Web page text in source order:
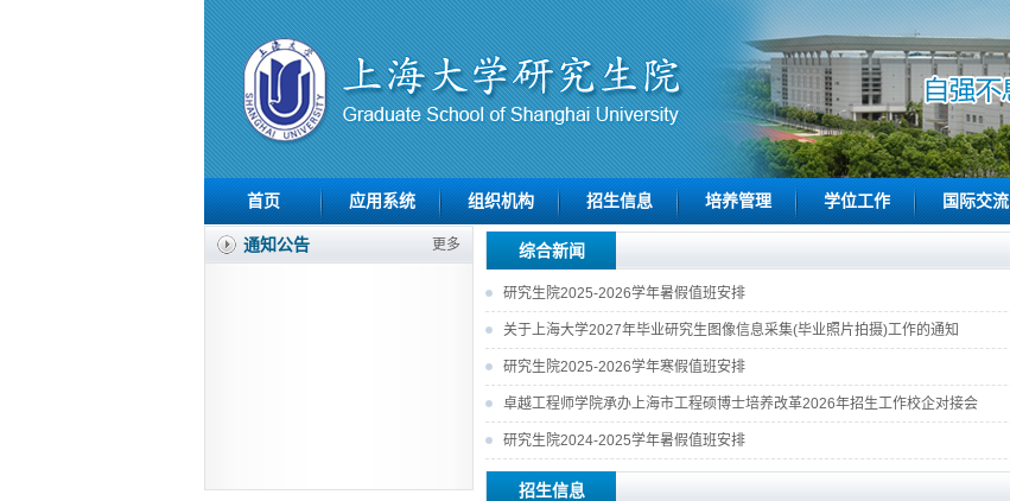
首页 应用系统 组织机构 招生信息 培养管理 学位工作 国际交流
通知公告 更多 综合新闻
研究生院2025-2026学年暑假值班安排
关于上海大学2027年毕业研究生图像信息采集(毕业照片拍摄)工作的通知
研究生院2025-2026学年寒假值班安排
卓越工程师学院承办上海市工程硕博士培养改革2026年招生工作校企对接会
研究生院2024-2025学年暑假值班安排
招生信息